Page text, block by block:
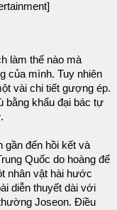
làm thế nào mà
của mình. Tuy nhiên
vài chi tiết gượng ép.
bằng khẩu đại bác tự
gần đến hồi kết và
Quốc do hoàng đế
nhân vật hài hước
diễn thuyết dài với
Joseon. Điều